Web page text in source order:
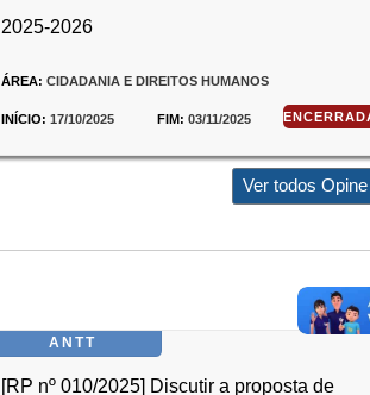
2025-2026
ÁREA: CIDADANIA E DIREITOS HUMANOS
INÍCIO: 17/10/2025 FIM: 03/11/2025
Ver todos Opine
ANTT
[RP nº 010/2025] Discutir a proposta de